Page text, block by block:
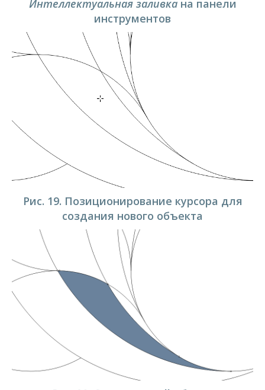
Интеллектуальная заливкана панели
инструментов
Рис. 19. Позиционирование курсора для
создания нового объекта